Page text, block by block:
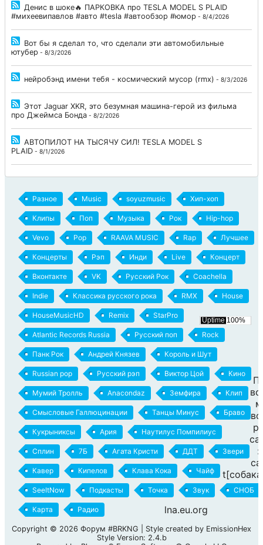
Денис в шоке🔥 ПАРКОВКА про TESLA MODEL S PLAID
#михеевипавлов #авто #tesla #автообзор #юмор - 8/4/2026
Вот бы я сделал то, что сделали эти автомобильные
ютубер - 8/3/2026
нейробэнд имени тебя - космический мусор (rmx) - 8/3/2026
Этот Jaguar XKR, это безумная машина-герой из фильма
про Джеймса Бонда - 8/2/2026
АВТОПИЛОТ НА ТЫСЯЧУ СИЛ! TESLA MODEL S
PLAID - 8/1/2026
Разное Music soyuzmusic Хип-хоп
Клипы Поп Музыка Рок Hip-hop
Vevo Pop RAAVA MUSIC Rap Лучшее
Концерты Рэп Инди Live Концерт
Вконтакте VK Русский Рок Coachella
Indie Классика русского рока RMX House
HouseMusicHD Remix StarPro
Atlantic Records Russia Русский поп Rock
Панк Рок Андрей Князев Король и Шут
Russian pop Русский рэп Виктор Цой Кино
Мумий Тролль Anacondaz Земфира Клип
Смысловые Галлюцинации Танцы Минус Браво
Кукрыниксы Ария Наутилус Помпилиус
Сплин 7Б Агата Кристи ДДТ Звери
Кавер Кипелов Клава Кока Чайф
SeeItNow Подкасты Точка Звук СНОБ
Карта Радио
м
:
lna.eu.org
Copyright © 2026 Форум #BRKNG | Style created by EmissionHex
Style Version: 2.4.b